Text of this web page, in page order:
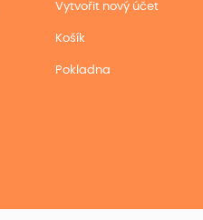
Vytvořit nový účet
Košík
Pokladna